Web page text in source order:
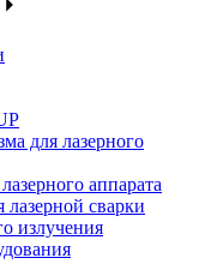
для лазерного
аппарата
сварки
излучения